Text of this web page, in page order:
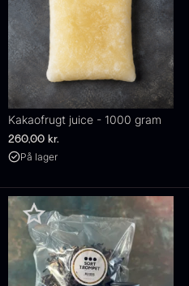
Kakaofrugt juice - 1000 gram
260,00 kr.
På lager